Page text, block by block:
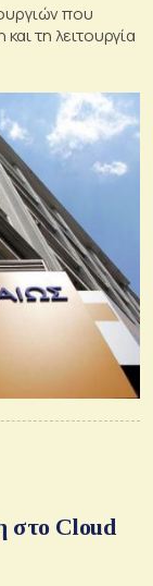
που
τη λειτουργία
στο Cloud